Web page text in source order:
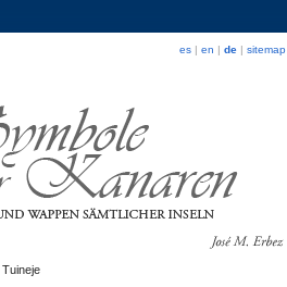
es | en | de | sitemap
Tuineje